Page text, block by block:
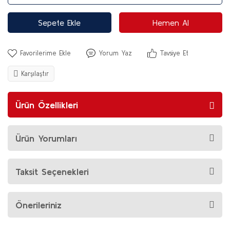
Sepete Ekle Hemen Al
Yorum Yaz Tavsiye Et
Karşılaştır
Ürün Özellikleri
Ürün Yorumları
Taksit Seçenekleri
Önerileriniz